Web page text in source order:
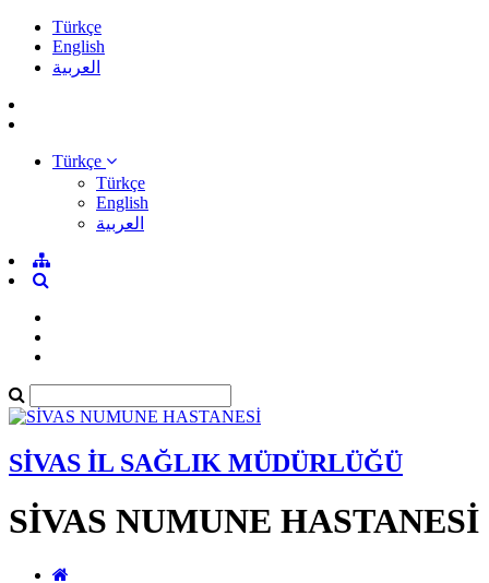
Türkçe
English
العربية
Türkçe
Türkçe
English
العربية
SİVAS İL SAĞLIK MÜDÜRLÜĞÜ
SİVAS NUMUNE HASTANESİ